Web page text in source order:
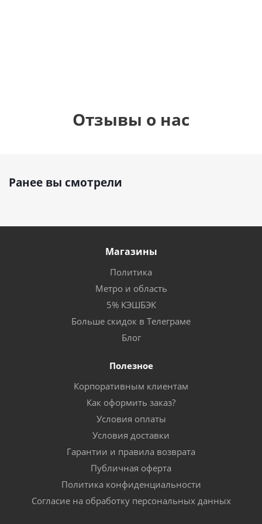
Отзывы о нас
Ранее вы смотрели
Магазины
Политика
Метро и область
5% КЭШБЭК
Больше скидок в Телеграме
Блог
Полезное
Корпоративным клиентам
Как оформить заказ?
Условия оплаты
Условия доставки
Гарантии и правила возврата
Публичная оферта
Политика конфиденциальности
Согласие на обработку персональных данных